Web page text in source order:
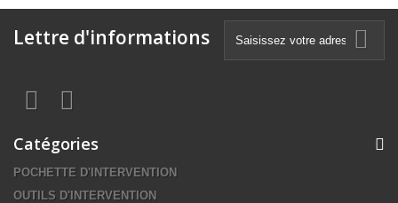
Lettre d'informations
Catégories
POCHETTE D'INTERVENTION
OUTILS D'INTERVENTION